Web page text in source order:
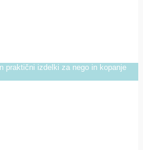
praktični izdelki za nego in kopanje